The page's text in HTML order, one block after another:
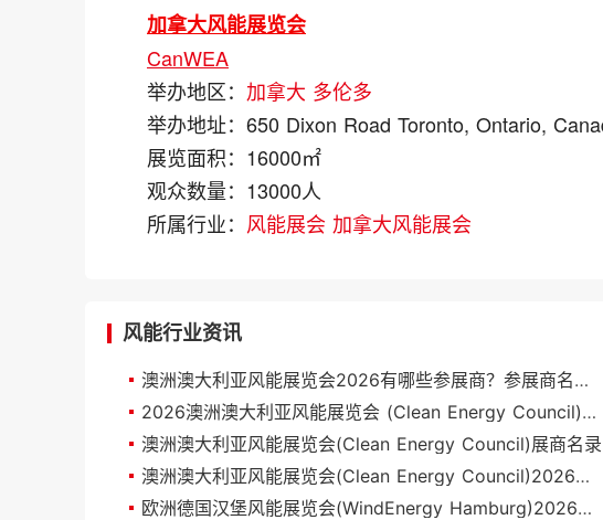
加拿大风能展览会
CanWEA
举办地区： 加拿大 多伦多
举办地址： 650 Dixon Road Toronto, Ontario,
展览面积： 16000㎡
观众数量： 13000人
所属行业： 风能展会 加拿大风能展会
风能行业资讯
澳洲澳大利亚风能展览会2026有哪些参展商？参展商名单大全
2026澳洲澳大利亚风能展览会 (Clean Energy Council)参展攻略（时间地点+门票价格）
澳洲澳大利亚风能展览会(Clean Energy Council)展商名录
澳洲澳大利亚风能展览会(Clean Energy Council)2026展位图与展位申请
欧洲德国汉堡风能展览会(WindEnergy Hamburg)2026展位费与展位图